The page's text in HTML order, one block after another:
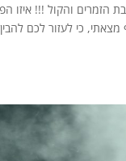
הזמרים והקול !!!
מצאתי, כי לעזור לכם